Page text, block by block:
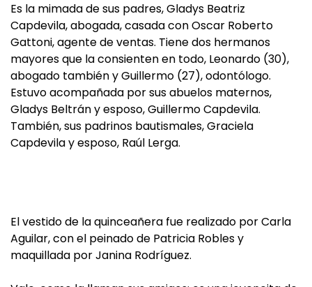
Es la mimada de sus padres, Gladys Beatriz
Capdevila, abogada, casada con Oscar Roberto
Gattoni, agente de ventas. Tiene dos hermanos
mayores que la consienten en todo, Leonardo (30),
abogado también y Guillermo (27), odontólogo.
Estuvo acompañada por sus abuelos maternos,
Gladys Beltrán y esposo, Guillermo Capdevila.
También, sus padrinos bautismales, Graciela
Capdevila y esposo, Raúl Lerga.
El vestido de la quinceañera fue realizado por Carla
Aguilar, con el peinado de Patricia Robles y
maquillada por Janina Rodríguez.